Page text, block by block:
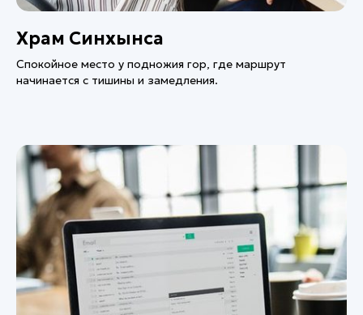
Храм Синхынса
Спокойное место у подножия гор, где маршрут
начинается с тишины и замедления.